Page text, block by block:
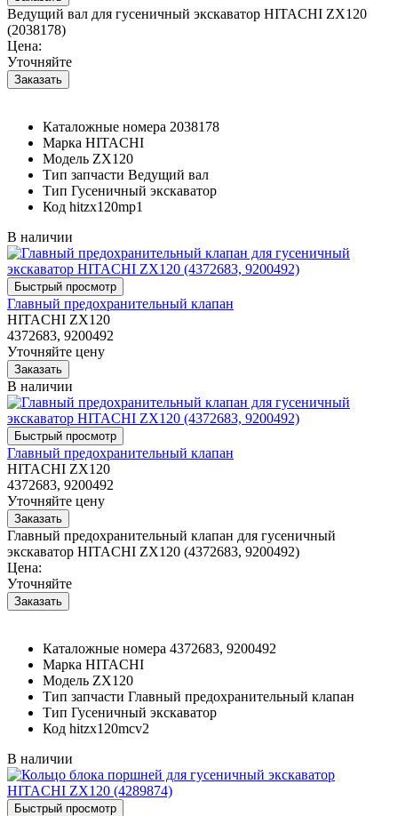
Ведущий вал для гусеничный экскаватор HITACHI ZX120
(2038178)
Цена:
Уточняйте
Каталожные номера 2038178
Марка HITACHI
Модель ZX120
Тип запчасти Ведущий вал
Тип Гусеничный экскаватор
Код hitzx120mp1
В наличии
Главный предохранительный клапан
HITACHI ZX120
4372683, 9200492
Уточняйте цену
В наличии
Главный предохранительный клапан
HITACHI ZX120
4372683, 9200492
Уточняйте цену
Главный предохранительный клапан для гусеничный
экскаватор HITACHI ZX120 (4372683, 9200492)
Цена:
Уточняйте
Каталожные номера 4372683, 9200492
Марка HITACHI
Модель ZX120
Тип запчасти Главный предохранительный клапан
Тип Гусеничный экскаватор
Код hitzx120mcv2
В наличии